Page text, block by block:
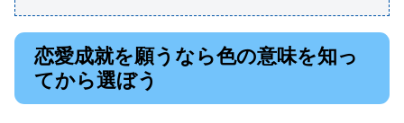
恋愛成就を願うなら色の意味を知っ
てから選ぼう